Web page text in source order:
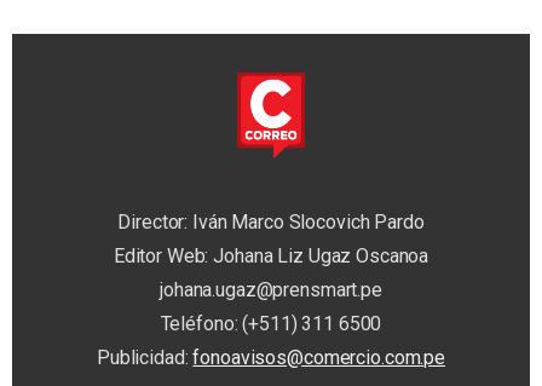
Director: Iván Marco Slocovich Pardo
Editor Web: Johana Liz Ugaz Oscanoa
johana.ugaz@prensmart.pe
Teléfono: (+511) 311 6500
Publicidad:fonoavisos@comercio.com.pe